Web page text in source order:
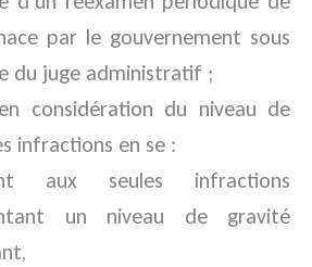
par le gouvernement sous
du juge administratif ;
considération du niveau de
infractions en se :
aux seules infractions
un niveau de gravité